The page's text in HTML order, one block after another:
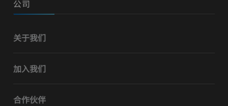
公司
关于我们
加入我们
合作伙伴